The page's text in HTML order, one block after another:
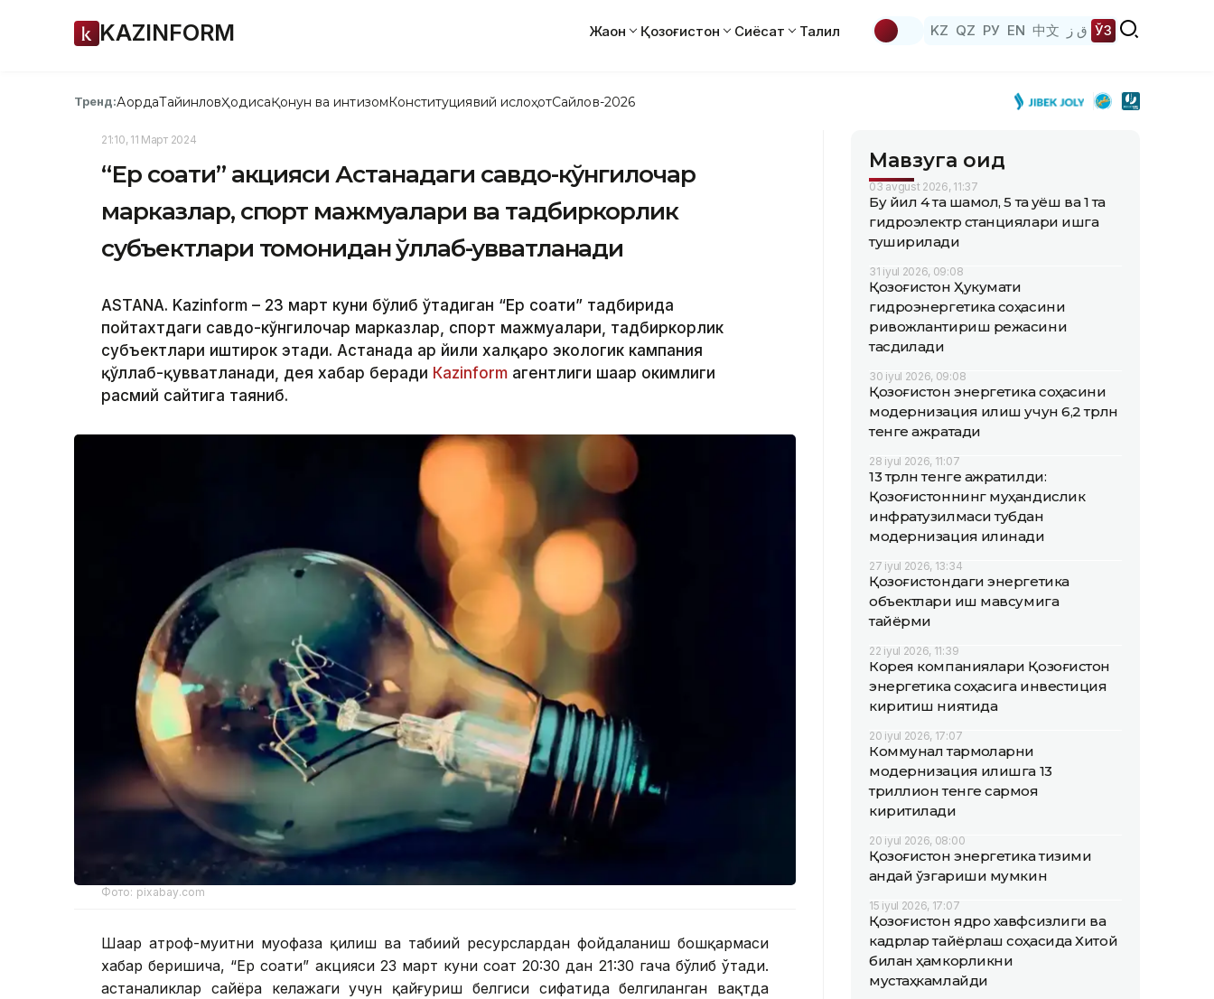
KAZINFORM Жаҳон Қозоғистон Сиёсат Таҳлил KZ QZ РУ EN 中文 ق ز ЎЗ
Тренд:АқордаТайинловҲодисаҚонун ва интизомКонституциявий ислоҳотСайлов-2026
21:10, 11 Март 2024
“Ер соати” акцияси Астанадаги савдо-кўнгилочар
марказлар, спорт мажмуалари ва тадбиркорлик
субъектлари томонидан қўллаб-қувватланади
ASTANA. Kazinform – 23 март куни бўлиб ўтадиган “Ер соати” тадбирида
пойтахтдаги савдо-кўнгилочар марказлар, спорт мажмуалари, тадбиркорлик
субъектлари иштирок этади. Астанада ҳар йили халқаро экологик кампания
қўллаб-қувватланади, дея хабар беради Кazinform агентлиги шаҳар ҳокимлиги
расмий сайтига таяниб.
Фото: pixabay.com
Шаҳар атроф-муҳитни муҳофаза қилиш ва табиий ресурслардан фойдаланиш бошқармаси
хабар беришича, “Ер соати” акцияси 23 март куни соат 20:30 дан 21:30 гача бўлиб ўтади.
астаналиклар сайёра келажаги учун қайғуриш белгиси сифатида белгиланган вақтда
Мавзуга оид
03 avgust 2026, 11:37
Бу йил 4 та шамол, 5 та қуёш ва 1 та
гидроэлектр станциялари ишга
туширилади
31 iyul 2026, 09:08
Қозоғистон Ҳукумати
гидроэнергетика соҳасини
ривожлантириш режасини
тасдиқлади
30 iyul 2026, 09:08
Қозоғистон энергетика соҳасини
модернизация қилиш учун 6,2 трлн
тенге ажратади
28 iyul 2026, 11:07
13 трлн тенге ажратилди:
Қозоғистоннинг муҳандислик
инфратузилмаси тубдан
модернизация қилинади
27 iyul 2026, 13:34
Қозоғистондаги энергетика
объектлари қиш мавсумига
тайёрми
22 iyul 2026, 11:39
Корея компаниялари Қозоғистон
энергетика соҳасига инвестиция
киритиш ниятида
20 iyul 2026, 17:07
Коммунал тармоқларни
модернизация қилишга 13
триллион тенге сармоя
киритилади
20 iyul 2026, 08:00
Қозоғистон энергетика тизими
қандай ўзгариши мумкин
15 iyul 2026, 17:07
Қозоғистон ядро хавфсизлиги ва
кадрлар тайёрлаш соҳасида Хитой
билан ҳамкорликни
мустаҳкамлайди